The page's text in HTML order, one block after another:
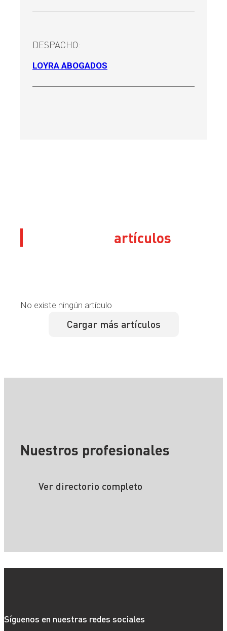
DESPACHO:
LOYRA ABOGADOS
artículos
No existe ningún artículo
Cargar más artículos
Nuestros profesionales
Ver directorio completo
Síguenos en nuestras redes sociales